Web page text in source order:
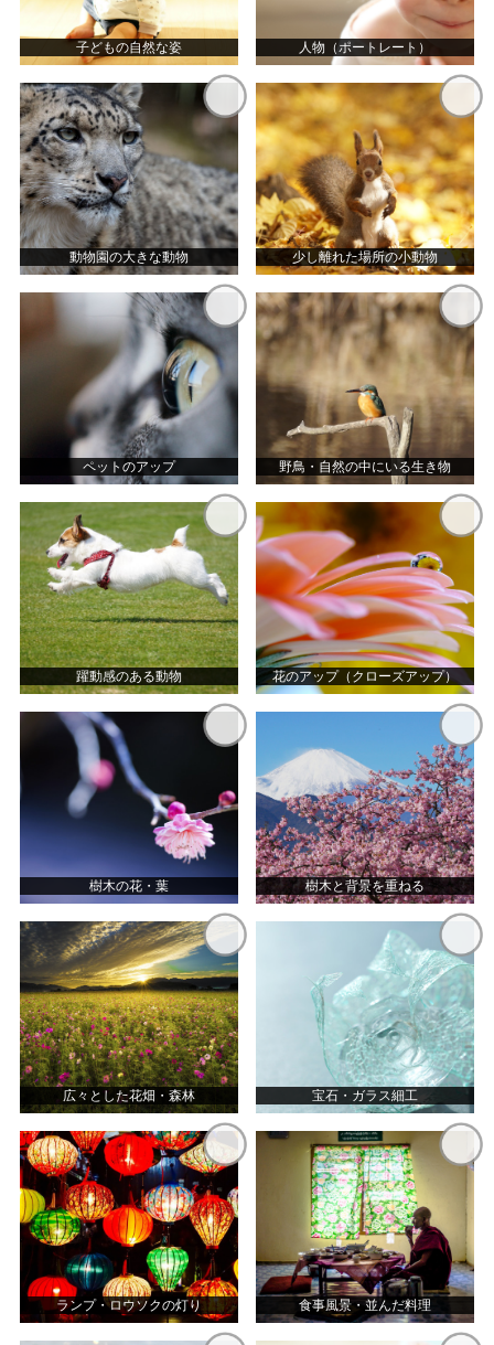
子どもの自然な姿 人物（ポートレート）
動物園の大きな動物 少し離れた場所の小動物
ペットのアップ 野鳥・自然の中にいる生き物
躍動感のある動物 花のアップ（クローズアップ）
樹木の花・葉 樹木と背景を重ねる
広々とした花畑・森林 宝石・ガラス細工
ランプ・ロウソクの灯り 食事風景・並んだ料理